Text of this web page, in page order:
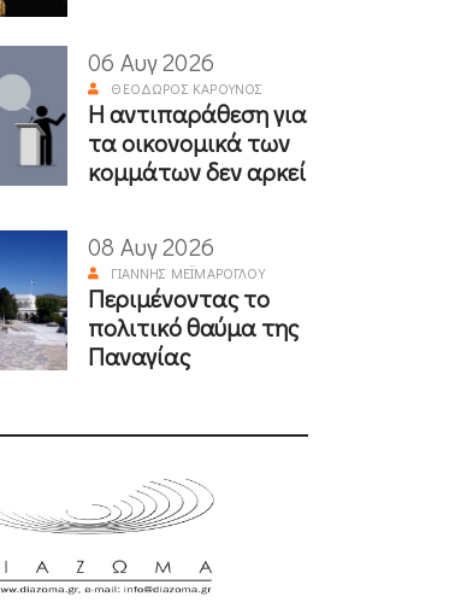
06 Αυγ 2026
ΘΕΌΔΩΡΟΣ ΚΑΡΟΎΝΟΣ
Η αντιπαράθεση για
τα οικονομικά των
κομμάτων δεν αρκεί
08 Αυγ 2026
ΓΙΆΝΝΗΣ ΜΕΪΜΆΡΟΓΛΟΥ
Περιμένοντας το
πολιτικό θαύμα της
Παναγίας